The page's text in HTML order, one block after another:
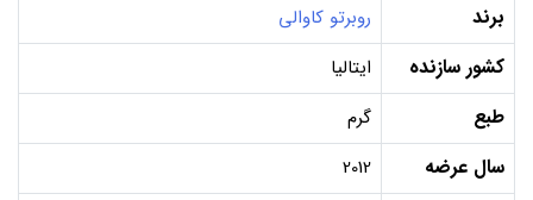
برند روبرتو کاوالی
کشور سازنده ایتالیا
طبع گرم
سال عرضه 2012